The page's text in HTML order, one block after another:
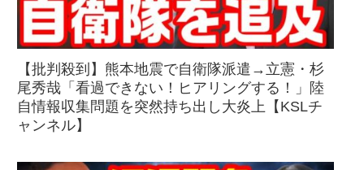
【批判殺到】熊本地震で自衛隊派遣→立憲・杉
尾秀哉「看過できない！ヒアリングする！」陸
自情報収集問題を突然持ち出し大炎上【KSLチ
ャンネル】